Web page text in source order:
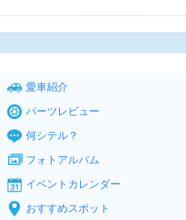
愛車紹介
パーツレビュー
何シテル？
フォトアルバム
イベントカレンダー
おすすめスポット